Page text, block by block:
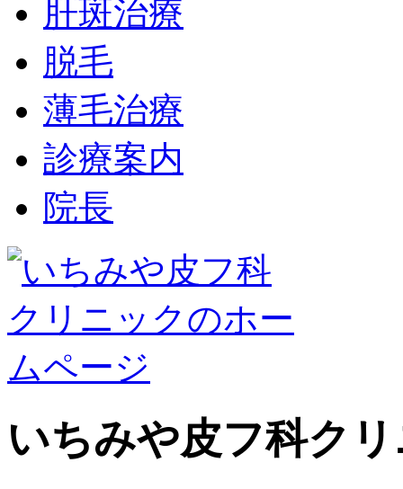
肝斑治療
脱毛
薄毛治療
診療案内
院長
いちみや皮フ科ク